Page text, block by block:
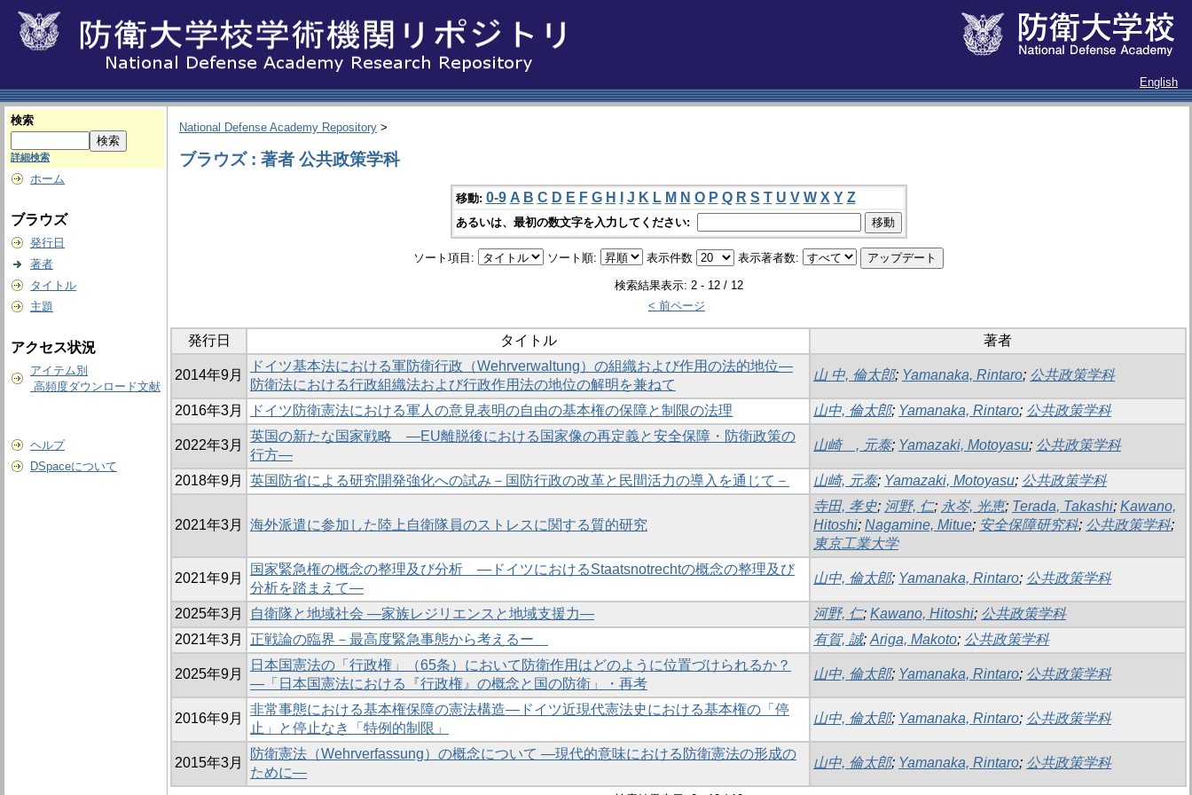
English
検索
詳細検索
ホーム
ブラウズ
発行日
著者
タイトル
主題
アクセス状況
アイテム別
高頻度ダウンロード文献
ヘルプ
DSpaceについて
National Defense Academy Repository >
ブラウズ : 著者 公共政策学科
移動: 0-9 A B C D E F G H J K L M N O P Q R S T U V W X Y Z
あるいは、最初の数文字を入力してください:
ソート項目: ソート順: 表示件数 表示著者数:
検索結果表示: 2 - 12 / 12
< 前ページ
発行日 タイトル 著者
2014年9月
ドイツ基本法における軍防衛行政（Wehrverwaltung）の組織および作用の法的地位―
防衛法における行政組織法および行政作用法の地位の解明を兼ねて
山 中, 倫太郎; Yamanaka, Rintaro; 公共政策学科
2016年3月 ドイツ防衛憲法における軍人の意見表明の自由の基本権の保障と制限の法理 山中, 倫太郎; Yamanaka, Rintaro; 公共政策学科
2022年3月
英国の新たな国家戦略 ―EU離脱後における国家像の再定義と安全保障・防衛政策の
行方―
山崎 , 元泰; Yamazaki, Motoyasu; 公共政策学科
2018年9月 英国防省による研究開発強化への試み－国防行政の改革と民間活力の導入を通じて－ 山崎, 元泰; Yamazaki, Motoyasu; 公共政策学科
2021年3月 海外派遣に参加した陸上自衛隊員のストレスに関する質的研究
寺田, 孝史; 河野, 仁; 永岑, 光恵; Terada, Takashi; Kawano,
Hitoshi; Nagamine, Mitue; 安全保障研究科; 公共政策学科;
東京工業大学
2021年9月
国家緊急権の概念の整理及び分析 ―ドイツにおけるStaatsnotrechtの概念の整理及び
分析を踏まえて―
山中, 倫太郎; Yamanaka, Rintaro; 公共政策学科
2025年3月 自衛隊と地域社会 ―家族レジリエンスと地域支援力― 河野, 仁; Kawano, Hitoshi; 公共政策学科
2021年3月
正戦論の臨界－最高度緊急事態から考えるー 有賀, 誠; Ariga, Makoto; 公共政策学科
2025年9月
日本国憲法の「行政権」（65条）において防衛作用はどのように位置づけられるか？
―「日本国憲法における『行政権』の概念と国の防衛」・再考
山中, 倫太郎; Yamanaka, Rintaro; 公共政策学科
2016年9月
非常事態における基本権保障の憲法構造―ドイツ近現代憲法史における基本権の「停
止」と停止なき「特例的制限」
山中, 倫太郎; Yamanaka, Rintaro; 公共政策学科
2015年3月
防衛憲法（Wehrverfassung）の概念について ―現代的意味における防衛憲法の形成の
ために―
山中, 倫太郎; Yamanaka, Rintaro; 公共政策学科